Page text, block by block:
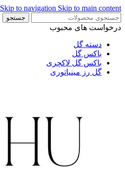
Skip to navigation Skip to main content
جستجو
درخواست های محبوب
دسته گل
باکس گل
باکس گل لاکچری
گل رز مینیاتوری